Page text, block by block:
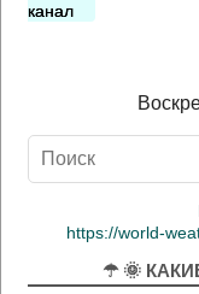
канал
https://world-
☂ 🌞